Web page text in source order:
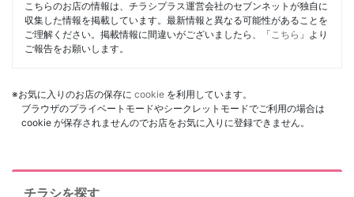
こちらのお店の情報は、チラシプラス運営会社のセブンネットが独自に
収集した情報を掲載しています。最新情報と異なる可能性があることを
ご理解ください。掲載情報に間違いがございましたら、「 こちら 」より
ご報告をお願いします。
※お気に入りのお店の保存に cookie を利用しています。
ブラウザのプライベートモードやシークレットモードでご利用の場合は
cookie が保存されませんのでお店をお気に入りに登録できません。
チラシを探す